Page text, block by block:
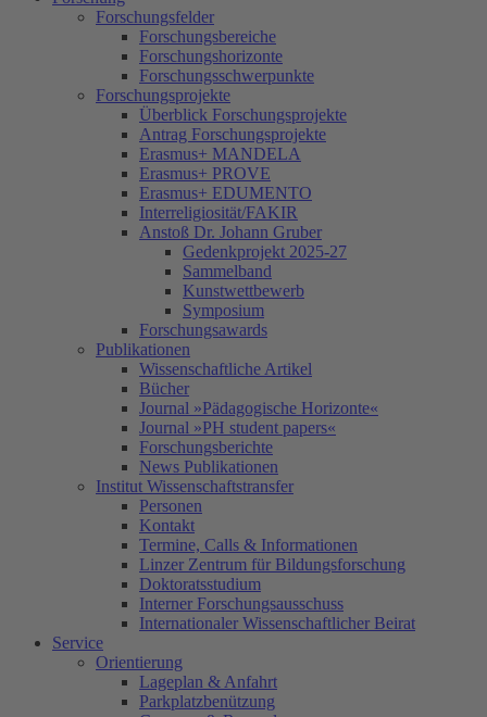
Forschungsfelder
Forschungsbereiche
Forschungshorizonte
Forschungsschwerpunkte
Forschungsprojekte
Überblick Forschungsprojekte
Antrag Forschungsprojekte
Erasmus+ MANDELA
Erasmus+ PROVE
Erasmus+ EDUMENTO
Interreligiosität/FAKIR
Anstoß Dr. Johann Gruber
Gedenkprojekt 2025-27
Sammelband
Kunstwettbewerb
Symposium
Forschungsawards
Publikationen
Wissenschaftliche Artikel
Bücher
Journal »Pädagogische Horizonte«
Journal »PH student papers«
Forschungsberichte
News Publikationen
Institut Wissenschaftstransfer
Personen
Kontakt
Termine, Calls & Informationen
Linzer Zentrum für Bildungsforschung
Doktoratsstudium
Interner Forschungsausschuss
Internationaler Wissenschaftlicher Beirat
Service
Orientierung
Lageplan & Anfahrt
Parkplatzbenützung